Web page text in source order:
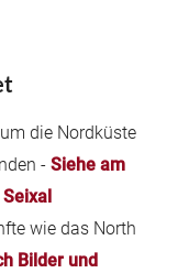
die Nordküste
-Siehe am
wie das North
Bilder und